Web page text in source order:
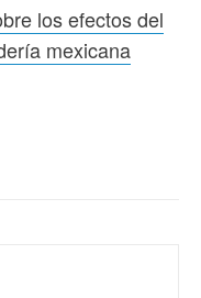
los efectos del
mexicana